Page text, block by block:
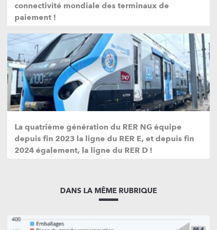
connectivité mondiale des terminaux de
paiement !
La quatrième génération du RER NG équipe
depuis fin 2023 la ligne du RER E, et depuis fin
2024 également, la ligne du RER D !
DANS LA MÊME RUBRIQUE